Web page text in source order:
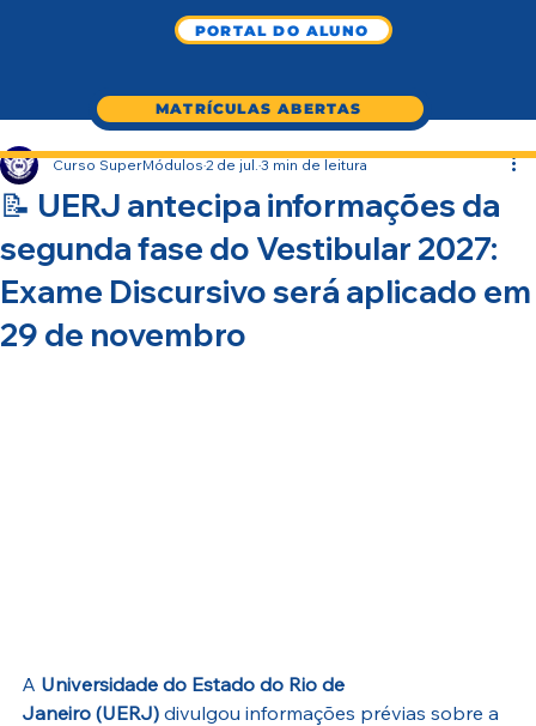
MATRÍCULAS ABERTAS
PORTAL DO ALUNO
📝 UERJ antecipa informações da
segunda fase do Vestibular 2027:
Exame Discursivo será aplicado em
29 de novembro
Curso SuperMódulos 2 de jul. 3 min de leitura
A Universidade do Estado do Rio de
Janeiro (UERJ) divulgou informações prévias sobre a